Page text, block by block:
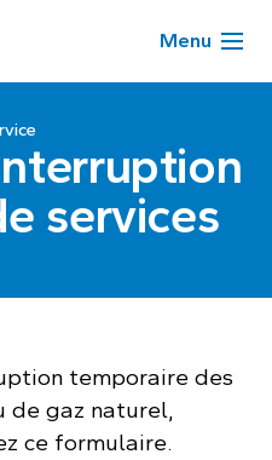
Menu
services
temporaire des
de gaz naturel,
ce formulaire.